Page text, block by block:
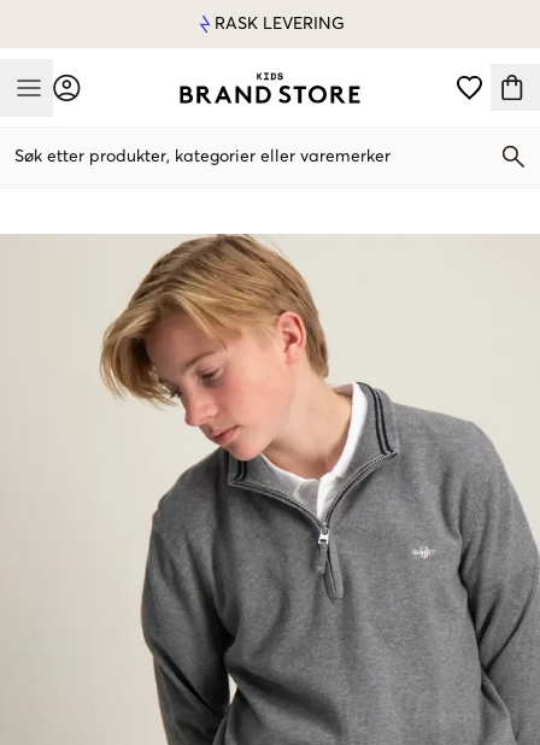
RASK LEVERING
Mobile Menu
Søk etter produkter, kategorier eller varemerker